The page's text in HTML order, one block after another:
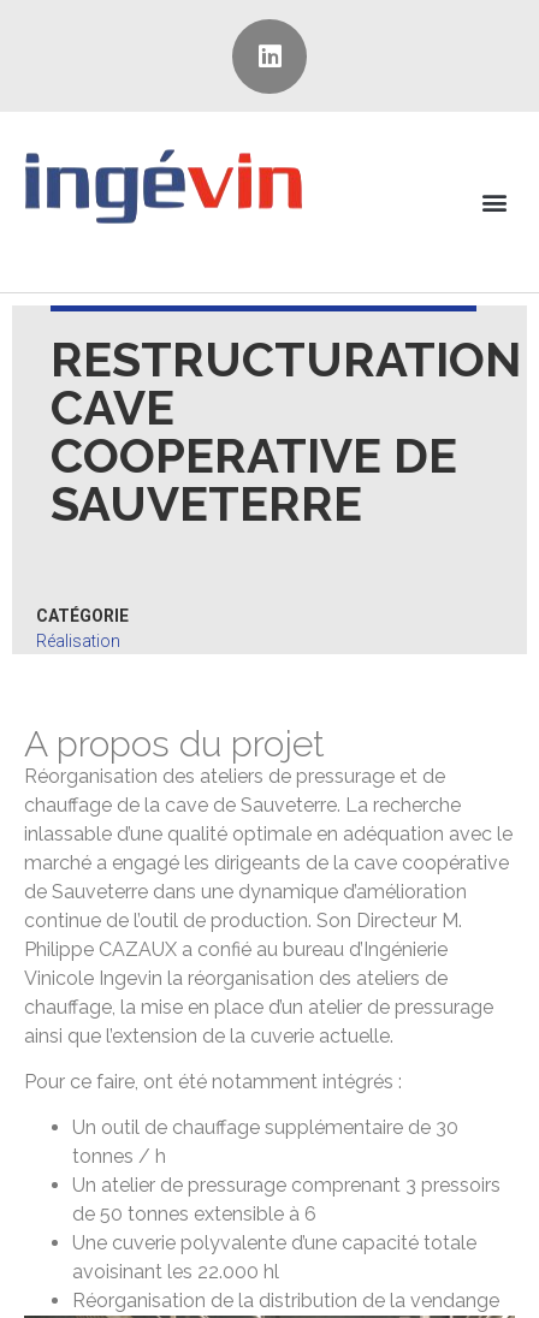
RESTRUCTURATION
CAVE
COOPERATIVE DE
SAUVETERRE
CATÉGORIE
Réalisation
A propos du projet
Réorganisation des ateliers de pressurage et de
chauffage de la cave de Sauveterre. La recherche
inlassable d’une qualité optimale en adéquation avec le
marché a engagé les dirigeants de la cave coopérative
de Sauveterre dans une dynamique d’amélioration
continue de l’outil de production. Son Directeur M.
Philippe CAZAUX a confié au bureau d’Ingénierie
Vinicole Ingevin la réorganisation des ateliers de
chauffage, la mise en place d’un atelier de pressurage
ainsi que l’extension de la cuverie actuelle.
Pour ce faire, ont été notamment intégrés :
Un outil de chauffage supplémentaire de 30
tonnes / h
Un atelier de pressurage comprenant 3 pressoirs
de 50 tonnes extensible à 6
Une cuverie polyvalente d’une capacité totale
avoisinant les 22.000 hl
Réorganisation de la distribution de la vendange